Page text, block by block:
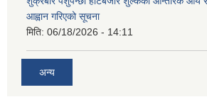
आह्वान गरिएको सूचना
मिति: 06/18/2026 - 14:11
अन्य